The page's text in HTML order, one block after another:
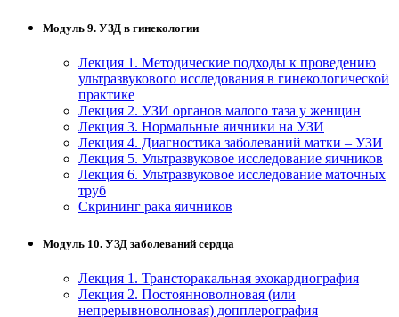
Модуль 9. УЗД в гинекологии
Лекция 1. Методические подходы к проведению
ультразвукового исследования в гинекологической
практике
Лекция 2. УЗИ органов малого таза у женщин
Лекция 3. Нормальные яичники на УЗИ
Лекция 4. Диагностика заболеваний матки – УЗИ
Лекция 5. Ультразвуковое исследование яичников
Лекция 6. Ультразвуковое исследование маточных
труб
Скрининг рака яичников
Модуль 10. УЗД заболеваний сердца
Лекция 1. Трансторакальная эхокардиография
Лекция 2. Постоянноволновая (или
непрерывноволновая) допплерография